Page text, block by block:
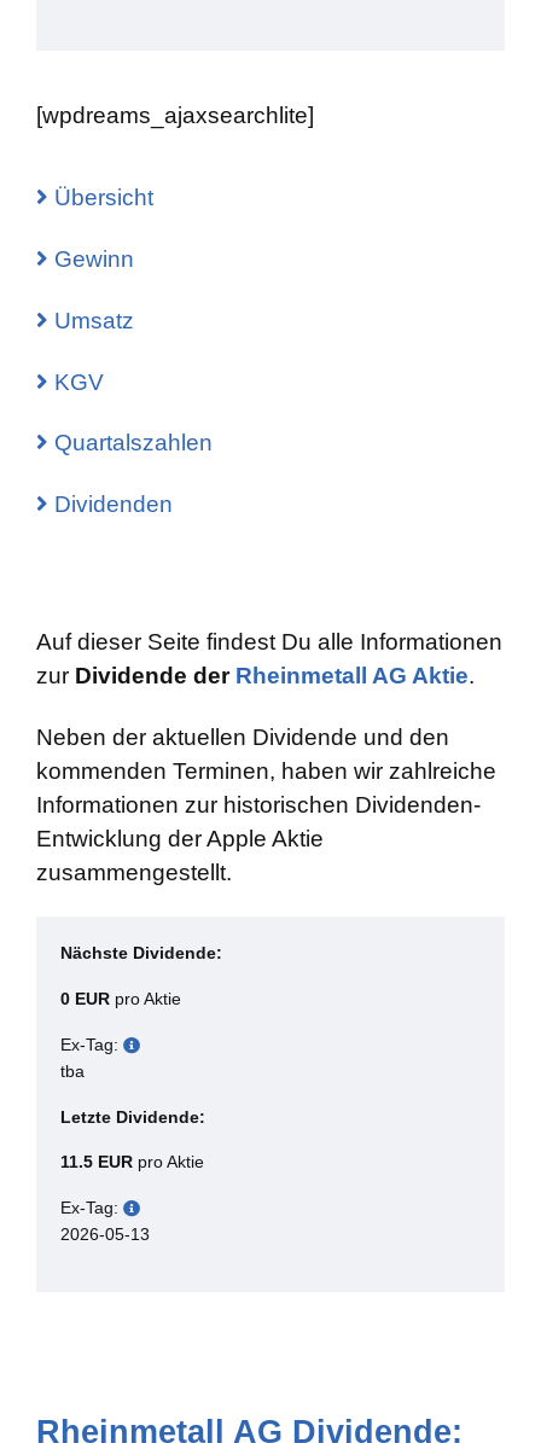
[wpdreams_ajaxsearchlite]
Übersicht
Gewinn
Umsatz
KGV
Quartalszahlen
Dividenden
Auf dieser Seite findest Du alle Informationen
zur Dividende der Rheinmetall AG Aktie.
Neben der aktuellen Dividende und den
kommenden Terminen, haben wir zahlreiche
Informationen zur historischen Dividenden-
Entwicklung der Apple Aktie
zusammengestellt.
Nächste Dividende:
0 EUR pro Aktie
Ex-Tag:
tba
Letzte Dividende:
11.5 EUR pro Aktie
Ex-Tag:
2026-05-13
Rheinmetall AG Dividende: